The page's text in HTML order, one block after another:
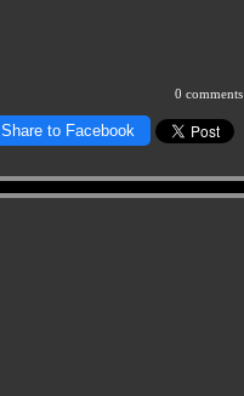
0 comments
Share to Facebook